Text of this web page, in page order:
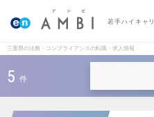
若手ハイキャ
三重県の法務・コンプライアンスの転職・求人情報
5 件